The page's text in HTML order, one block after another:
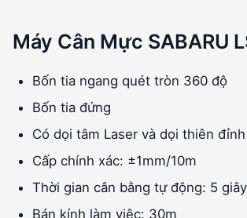
Máy Cân Mực SABARU
Bốn tia ngang quét tròn 360 độ
Bốn tia đứng
Có dọi tâm Laser và dọi thiên
Cấp chính xác: ±1mm/10m
Thời gian cân bằng tự động: 5 giây
Bán kính làm việc: 30m